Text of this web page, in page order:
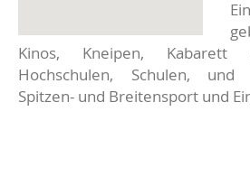
Kinos, Kneipen, Kabarett
Hochschulen, Schulen, und
Spitzen- und Breitensport und